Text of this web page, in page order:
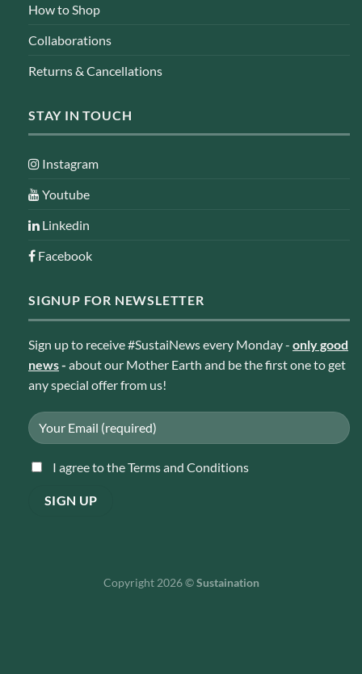
How to Shop
Collaborations
Returns & Cancellations
STAY IN TOUCH
Instagram
Youtube
Linkedin
Facebook
SIGNUP FOR NEWSLETTER
Sign up to receive #SustaiNews every Monday - only good
news- about our Mother Earth and be the first one to get
any special offer from us!
I agree to the Terms and Conditions
Copyright 2026 ©Sustaination